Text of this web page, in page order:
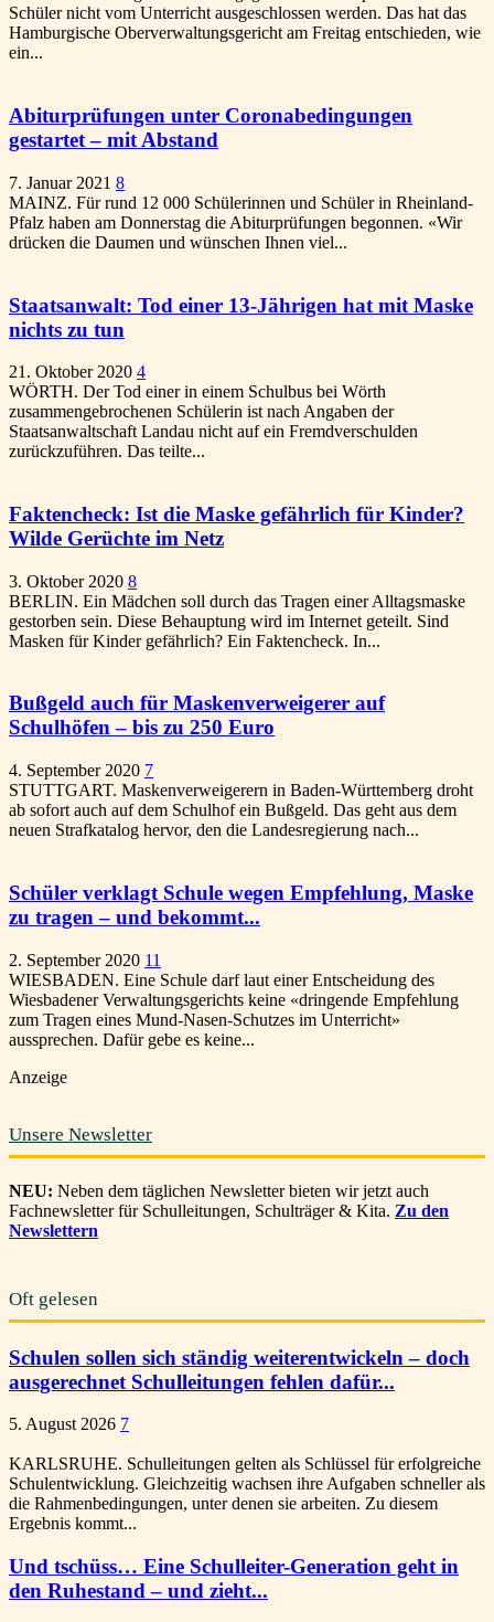
Schüler nicht vom Unterricht ausgeschlossen werden. Das hat das
Hamburgische Oberverwaltungsgericht am Freitag entschieden, wie
ein...
Abiturprüfungen unter Coronabedingungen
gestartet – mit Abstand
7. Januar 2021 8
MAINZ. Für rund 12 000 Schülerinnen und Schüler in Rheinland-
Pfalz haben am Donnerstag die Abiturprüfungen begonnen. «Wir
drücken die Daumen und wünschen Ihnen viel...
Staatsanwalt: Tod einer 13-Jährigen hat mit Maske
nichts zu tun
21. Oktober 2020 4
WÖRTH. Der Tod einer in einem Schulbus bei Wörth
zusammengebrochenen Schülerin ist nach Angaben der
Staatsanwaltschaft Landau nicht auf ein Fremdverschulden
zurückzuführen. Das teilte...
Faktencheck: Ist die Maske gefährlich für Kinder?
Wilde Gerüchte im Netz
3. Oktober 2020 8
BERLIN. Ein Mädchen soll durch das Tragen einer Alltagsmaske
gestorben sein. Diese Behauptung wird im Internet geteilt. Sind
Masken für Kinder gefährlich? Ein Faktencheck. In...
Bußgeld auch für Maskenverweigerer auf
Schulhöfen – bis zu 250 Euro
4. September 2020 7
STUTTGART. Maskenverweigerern in Baden-Württemberg droht
ab sofort auch auf dem Schulhof ein Bußgeld. Das geht aus dem
neuen Strafkatalog hervor, den die Landesregierung nach...
Schüler verklagt Schule wegen Empfehlung, Maske
zu tragen – und bekommt...
2. September 2020 11
WIESBADEN. Eine Schule darf laut einer Entscheidung des
Wiesbadener Verwaltungsgerichts keine «dringende Empfehlung
zum Tragen eines Mund-Nasen-Schutzes im Unterricht»
aussprechen. Dafür gebe es keine...
Anzeige
Unsere Newsletter
NEU: Neben dem täglichen Newsletter bieten wir jetzt auch
Fachnewsletter für Schulleitungen, Schulträger & Kita. Zu den
Newslettern
Oft gelesen
Schulen sollen sich ständig weiterentwickeln – doch
ausgerechnet Schulleitungen fehlen dafür...
5. August 2026 7
KARLSRUHE. Schulleitungen gelten als Schlüssel für erfolgreiche
Schulentwicklung. Gleichzeitig wachsen ihre Aufgaben schneller als
die Rahmenbedingungen, unter denen sie arbeiten. Zu diesem
Ergebnis kommt...
Und tschüss… Eine Schulleiter-Generation geht in
den Ruhestand – und zieht...